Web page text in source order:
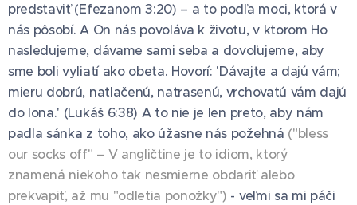
predstaviť (Efezanom 3:20) – a to podľa moci, ktorá v
nás pôsobí. A On nás povoláva k životu, v ktorom Ho
nasledujeme, dávame sami seba a dovoľujeme, aby
sme boli vyliatí ako obeta. Hovorí: 'Dávajte a dajú vám;
mieru dobrú, natlačenú, natrasenú, vrchovatú vám dajú
do lona.' (Lukáš 6:38) A to nie je len preto, aby nám
padla sánka z toho, ako úžasne nás požehná ("bless
our socks off" – V angličtine je to idiom, ktorý
znamená niekoho tak nesmierne obdariť alebo
prekvapiť, až mu "odletia ponožky") - veľmi sa mi páči